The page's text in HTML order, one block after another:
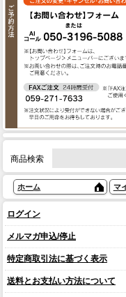
商品検索
ホーム マ
ログイン
メルマガ申込/停止
特定商取引法に基づく表示
送料とお支払い方法について